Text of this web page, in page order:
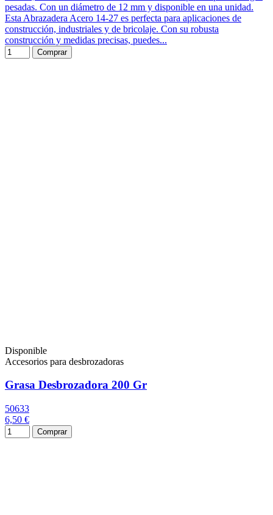
pesadas. Con un diámetro de 12 mm y disponible en una unidad.
Esta Abrazadera Acero 14-27 es perfecta para aplicaciones de
construcción, industriales y de bricolaje. Con su robusta
construcción y medidas precisas, puedes...
Comprar
Disponible
Accesorios para desbrozadoras
Grasa Desbrozadora 200 Gr
50633
6,50 €
Comprar